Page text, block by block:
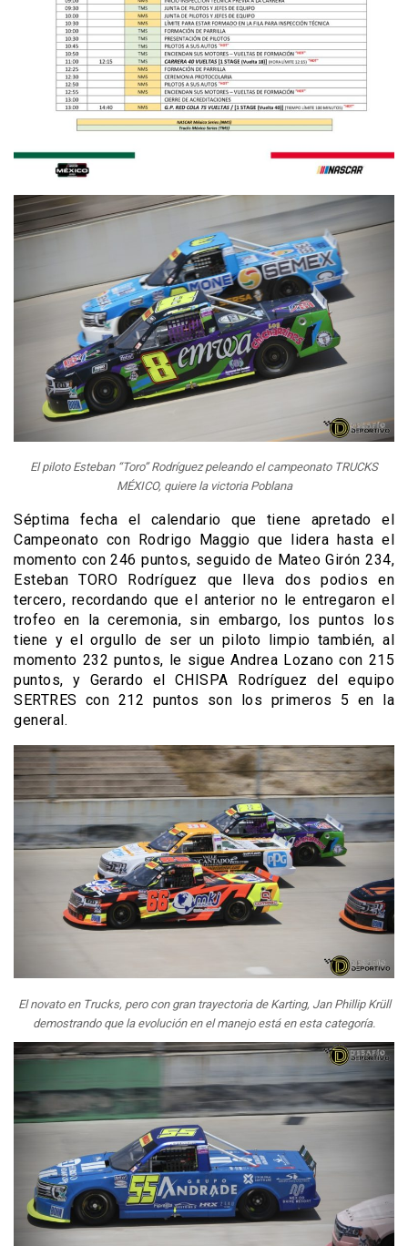
El piloto Esteban “Toro” Rodríguez peleando el campeonato TRUCKS
MÉXICO, quiere la victoria Poblana
Séptima fecha el calendario que tiene apretado el
Campeonato con
Rodrigo Maggio que lidera hasta el
momento con 246 puntos, seguido de Mateo Girón 234,
Esteban TORO Rodríguez que lleva dos podios en
tercero, recordando que el anterior no le entregaron el
trofeo en la ceremonia, sin embargo, los puntos los
tiene y el orgullo de ser un piloto limpio también, al
momento 232 puntos, le sigue Andrea Lozano con 215
puntos, y Gerardo el CHISPA Rodríguezdel equipo
SERTRES con 212 puntos son los primeros 5 en la
general.
El novato en Trucks, pero con gran trayectoria de Karting, Jan Phillip Krüll
demostrando que la evolución en el manejo está en esta categoría.